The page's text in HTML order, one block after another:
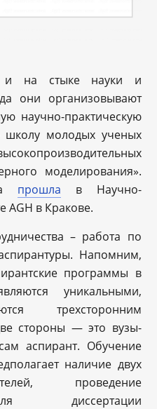
и на стыке науки и
они организовывают
научно-практическую
молодых ученых
моделирования».
прошла в Научно-
AGH в Кракове.
– работа по
Напомним,
программы в
уникальными,
трехсторонним
стороны — это вузы-
аспирант. Обучение
наличие двух
проведение
диссертации